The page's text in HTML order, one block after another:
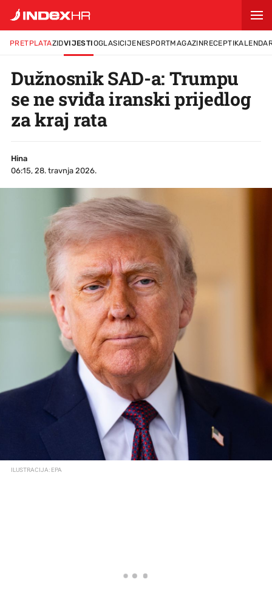
PRETPLATAZIDVIJESTIOGLASICIJENESPORTMAGAZINRECEPTI
Dužnosnik SAD-a: Trumpu
se ne sviđa iranski prijedlog
za kraj rata
Hina
06:15, 28. travnja 2026.
ILUSTRACIJA: EPA